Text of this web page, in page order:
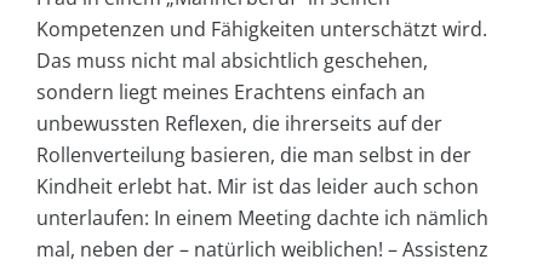
Kompetenzen und Fähigkeiten unterschätzt wird.
Das muss nicht mal absichtlich geschehen,
sondern liegt meines Erachtens einfach an
unbewussten Reflexen, die ihrerseits auf der
Rollenverteilung basieren, die man selbst in der
Kindheit erlebt hat. Mir ist das leider auch schon
unterlaufen: In einem Meeting dachte ich nämlich
mal, neben der – natürlich weiblichen! – Assistenz